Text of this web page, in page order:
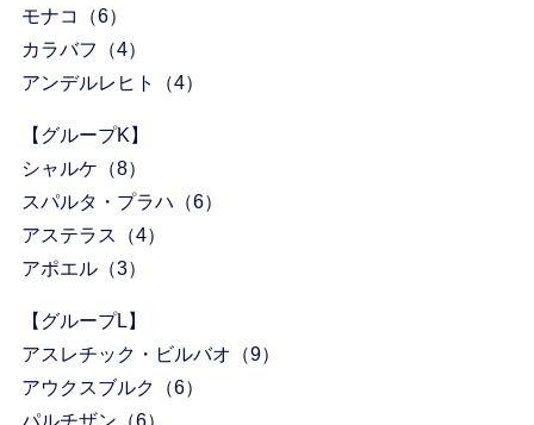
モナコ（6）
カラバフ（4）
アンデルレヒト（4）
【グループK】
シャルケ（8）
スパルタ・プラハ（6）
アステラス（4）
アポエル（3）
【グループL】
アスレチック・ビルバオ（9）
アウクスブルク（6）